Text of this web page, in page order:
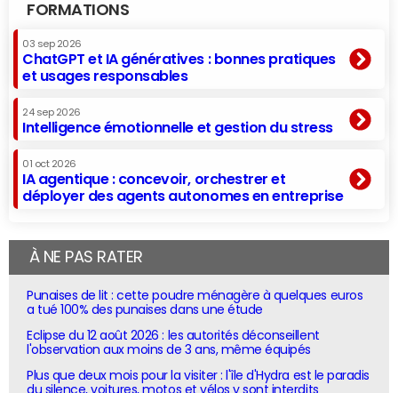
FORMATIONS
03 sep 2026
ChatGPT et IA génératives : bonnes pratiques
et usages responsables
24 sep 2026
Intelligence émotionnelle et gestion du stress
01 oct 2026
IA agentique : concevoir, orchestrer et
déployer des agents autonomes en entreprise
À NE PAS RATER
Punaises de lit : cette poudre ménagère à quelques euros
a tué 100% des punaises dans une étude
Eclipse du 12 août 2026 : les autorités déconseillent
l'observation aux moins de 3 ans, même équipés
Plus que deux mois pour la visiter : l'île d'Hydra est le paradis
du silence, voitures, motos et vélos y sont interdits